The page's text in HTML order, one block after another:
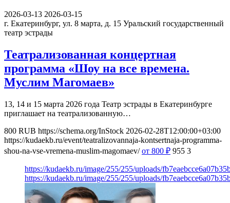
2026-03-13 2026-03-15
г. Екатеринбург, ул. 8 марта, д. 15 Уральский государственный
театр эстрады
Театрализованная концертная
программа «Шоу на все времена.
Муслим Магомаев»
13, 14 и 15 марта 2026 года Театр эстрады в Екатеринбурге
приглашает на театрализованную…
800 RUB https://schema.org/InStock 2026-02-28T12:00:00+03:00
https://kudaekb.ru/event/teatralizovannaja-kontsertnaja-programma-
shou-na-vse-vremena-muslim-magomaev/ от 800 ₽ 955 3
https://kudaekb.ru/image/255/255/uploads/
https://kudaekb.ru/image/255/255/uploads/